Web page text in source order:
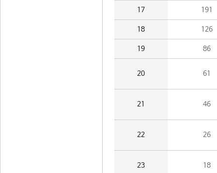
17 191
18 126
19 86
20 61
21 46
22 26
23 18